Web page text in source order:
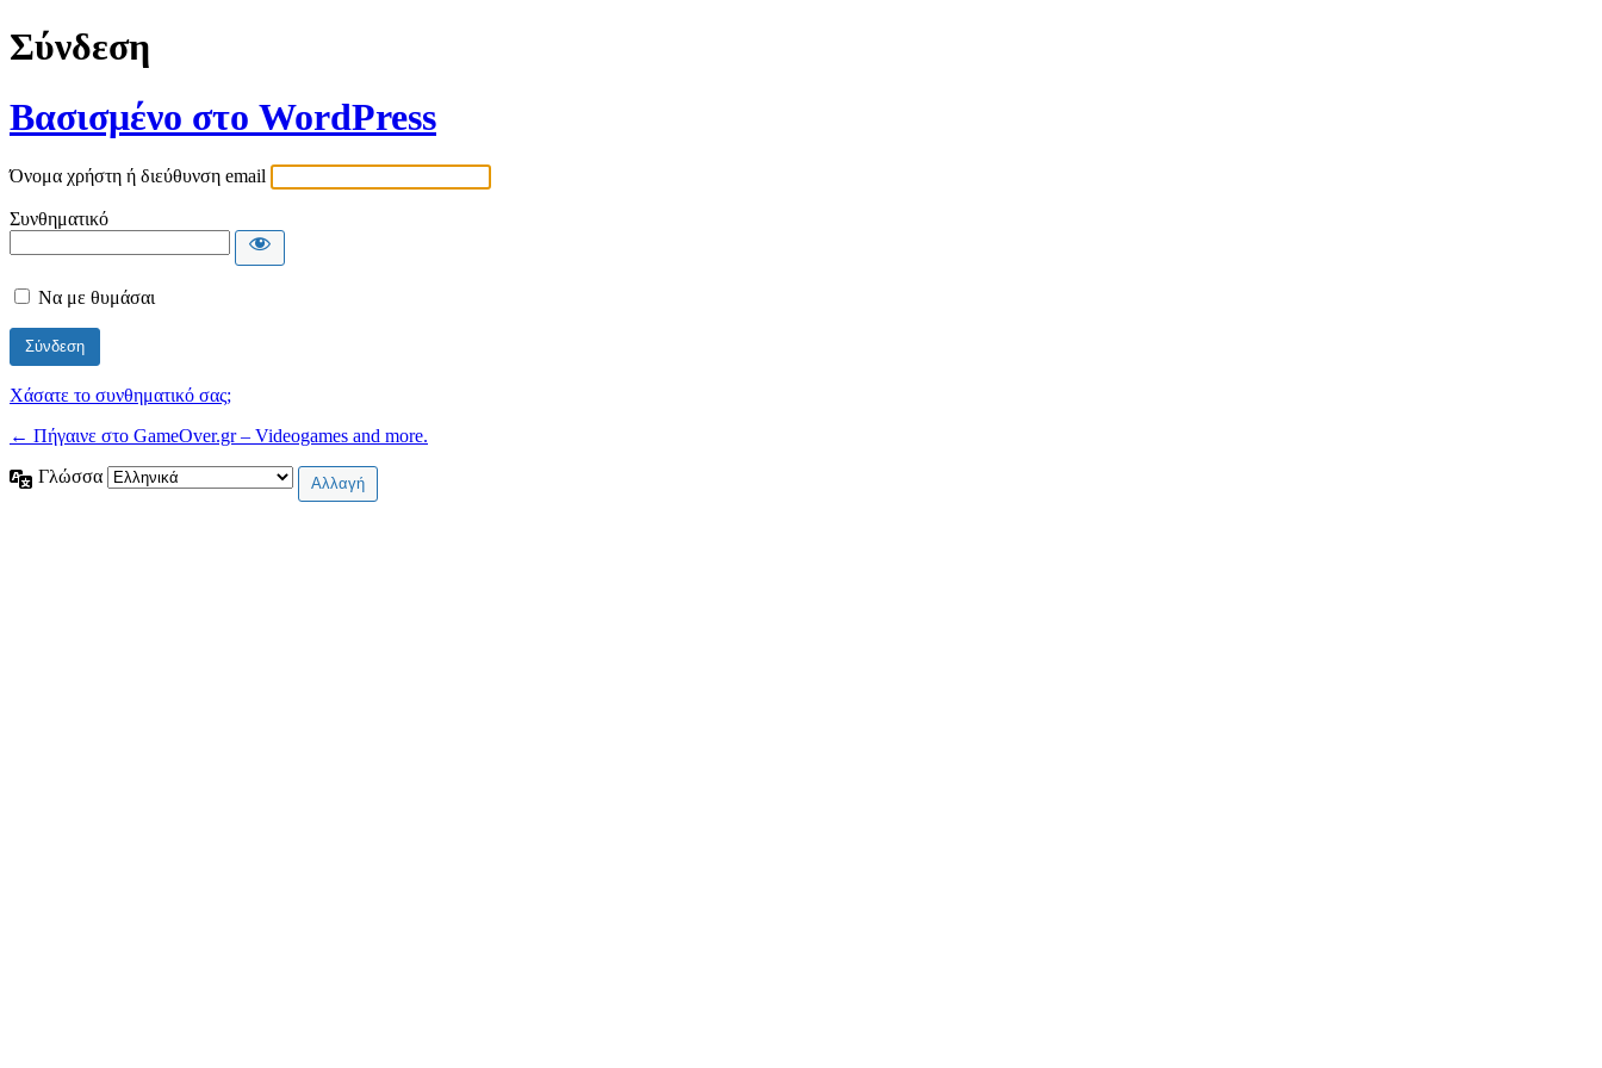
Σύνδεση
Βασισμένο στο WordPress
Όνομα χρήστη ή διεύθυνση email
Συνθηματικό
Να με θυμάσαι
Χάσατε το συνθηματικό σας;
← Πήγαινε στο GameOver.gr – Videogames and more.
Γλώσσα